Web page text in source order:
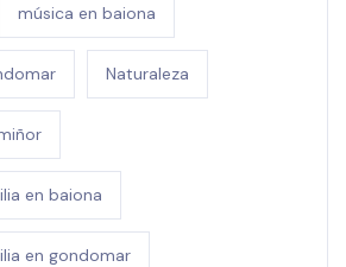
música en baiona
Naturaleza
en baiona
en gondomar